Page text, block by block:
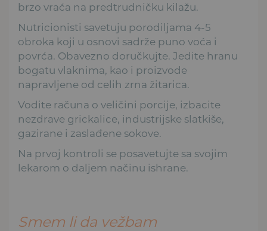
brzo vraća na predtrudničku kilažu.
Nutricionisti savetuju porodiljama 4-5
obroka koji u osnovi sadrže puno voća i
povrća. Obavezno doručkujte. Jedite hranu
bogatu vlaknima, kao i proizvode
napravljene od celih zrna žitarica.
Vodite računa o veličini porcije, izbacite
nezdrave grickalice, industrijske slatkiše,
gazirane i zaslađene sokove.
Na prvoj kontroli se posavetujte sa svojim
lekarom o daljem načinu ishrane.
Smem li da vežbam